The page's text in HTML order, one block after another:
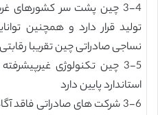
3-4 چین پشت سر کشورهای
تولید قرار دارد و همچنین
نساجی صادراتی چین تقریبا
3-5 چین تکنولوژی
استاندارد پایین دارد
3-6 شرکت های صادراتی فاقد